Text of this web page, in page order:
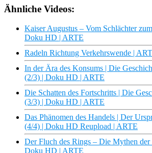
Ähnliche Videos:
Kaiser Augustus – Vom Schlächter
Doku HD | ARTE
Radeln Richtung Verkehrswende |
In der Ära des Konsums | Die
(2/3) | Doku HD | ARTE
Die Schatten des Fortschritts | Die
(3/3) | Doku HD | ARTE
Das Phänomen des Handels | Der
(4/4) | Doku HD Reupload | ARTE
Der Fluch des Rings – Die Mythen
Doku HD | ARTE